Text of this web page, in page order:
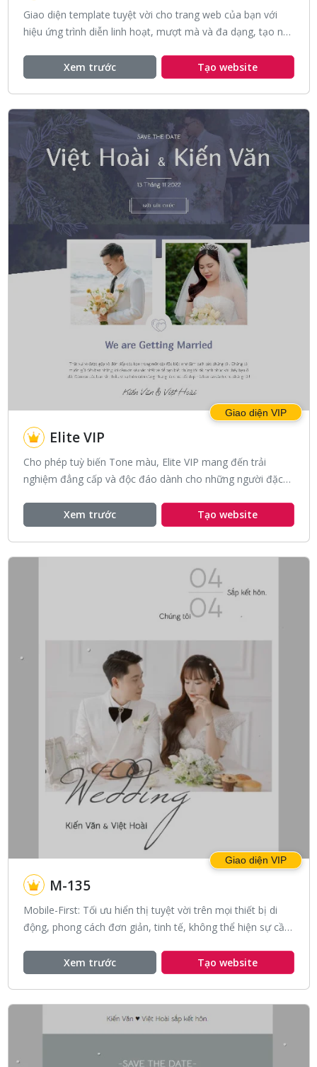
Giao diện template tuyệt vời cho trang web của bạn với
hiệu ứng trình diễn linh hoạt, mượt mà và đa dạng, tạo nên
Xem trước
Tạo website
Giao diện VIP
Elite VIP
Cho phép tuỳ biến Tone màu, Elite VIP mang đến trải
nghiệm đẳng cấp và độc đáo dành cho những người đặc
Xem trước
Tạo website
Giao diện VIP
M-135
Mobile-First: Tối ưu hiển thị tuyệt vời trên mọi thiết bị di
động, phong cách đơn giản, tinh tế, không thể hiện sự cầu
Xem trước
Tạo website